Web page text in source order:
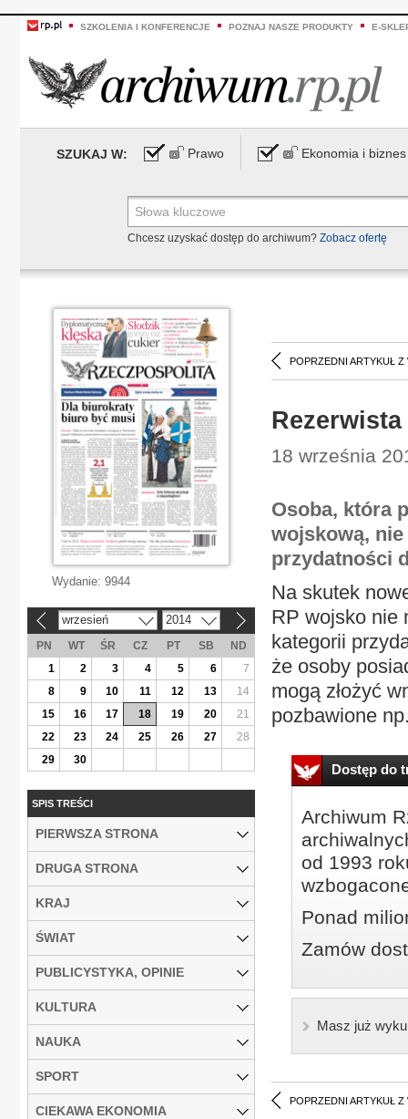
SZKOLENIA I KONFERENCJE POZNAJ NASZE PRODUKTY E-
SZUKAJ W: Prawo Ekonomia i biznes
Chcesz uzyskać dostęp do archiwum? Zobacz ofertę
POPRZEDNI ARTYKUŁ Z
18 września
Osoba, która
wojskową,
przydatności
Na skutek
RP wojsko nie
kategorii
że osoby
mogą złożyć
pozbawione
Dostęp do
Archiwum
od 1993
Ponad
Zamów
Masz już
POPRZEDNI ARTYKUŁ Z
Wydanie: 9944
wrzesień 2014
PN WT ŚR CZ PT SB
ND
1
2 3 4 5 6
7
8
9 10 11 12 13
14
15
16 17 18 19 20
21
22
23 24 25 26 27
28
29
30
SPIS TREŚCI
PIERWSZA STRONA
DRUGA STRONA
KRAJ
ŚWIAT
PUBLICYSTYKA, OPINIE
KULTURA
NAUKA
SPORT
CIEKAWA EKONOMIA